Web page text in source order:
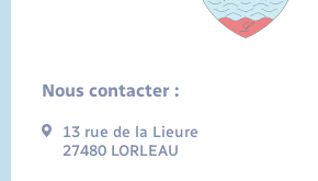
Nous contacter :
13 rue de la Lieure
27480 LORLEAU